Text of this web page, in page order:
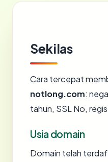
Sekilas
Cara tercepat
notlong.com:
tahun, SSL No,
Usia domain
Domain telah